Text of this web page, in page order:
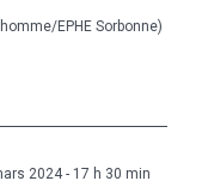
EPHE Sorbonne)
2024 - 17 h 30 min